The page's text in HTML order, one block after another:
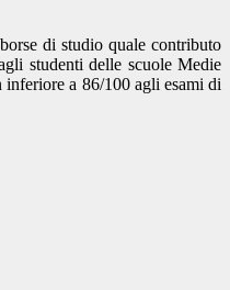
di studio quale contributo
studenti delle scuole Medie
inferiore a 86/100 agli esami di